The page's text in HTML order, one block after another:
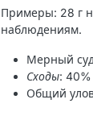
Примеры: 28 г
наблюдениям.
Мерный
Сходы: 40%
Общий